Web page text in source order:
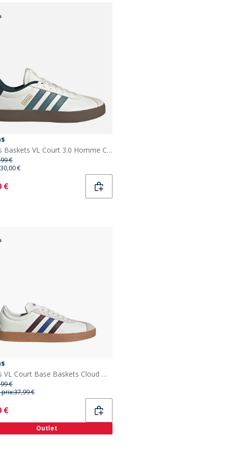
adidas Baskets VL Court 3.0 Homme Core White/Preloved Teal/Aurora Ivy
€
30,00 €
€
adidas VL Court Base Baskets Cloud White/Aurora Ruby/Royal Blue
€
prix:37,99 €
€
Outlet